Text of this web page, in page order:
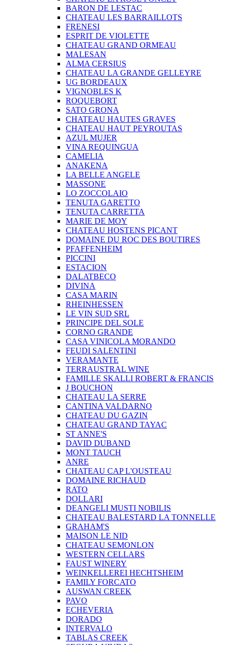
BARON DE LESTAC
CHATEAU LES BARRAILLOTS
FRENESI
ESPRIT DE VIOLETTE
CHATEAU GRAND ORMEAU
MALESAN
ALMA CERSIUS
CHATEAU LA GRANDE GELLEYRE
UG BORDEAUX
VIGNOBLES K
ROQUEBORT
SATO GRONA
CHATEAU HAUTES GRAVES
CHATEAU HAUT PEYROUTAS
AZUL MUJER
VINA REQUINGUA
CAMELIA
ANAKENA
LA BELLE ANGELE
MASSONE
LO ZOCCOLAIO
TENUTA GARETTO
TENUTA CARRETTA
MARIE DE MOY
CHATEAU HOSTENS PICANT
DOMAINE DU ROC DES BOUTIRES
PFAFFENHEIM
PICCINI
ESTACION
DALATBECO
DIVINA
CASA MARIN
RHEINHESSEN
LE VIN SUD SRL
PRINCIPE DEL SOLE
CORNO GRANDE
CASA VINICOLA MORANDO
FEUDI SALENTINI
VERAMANTE
TERRAUSTRAL WINE
FAMILLE SKALLI ROBERT & FRANCIS
J BOUCHON
CHATEAU LA SERRE
CANTINA VALDARNO
CHATEAU DU GAZIN
CHATEAU GRAND TAYAC
ST ANNE'S
DAVID DUBAND
MONT TAUCH
ANRE
CHATEAU CAP L'OUSTEAU
DOMAINE RICHAUD
RATO
DOLLARI
DEANGELI MUSTI NOBILIS
CHATEAU BALESTARD LA TONNELLE
GRAHAM'S
MAISON LE NID
CHATEAU SEMONLON
WESTERN CELLARS
FAUST WINERY
WEINKELLEREI HECHTSHEIM
FAMILY FORCATO
AUSWAN CREEK
PAVO
ECHEVERIA
DORADO
INTERVALO
TABLAS CREEK